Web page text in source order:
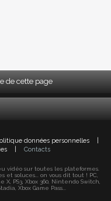
de cette page
données personnelles
Contacts
vidéo sur toutes les plateformes.
et soluces... on vous dit tout ! PC,
X, PS3, Xbox 360, Nintendo Switch,
Xbox Game Pass...